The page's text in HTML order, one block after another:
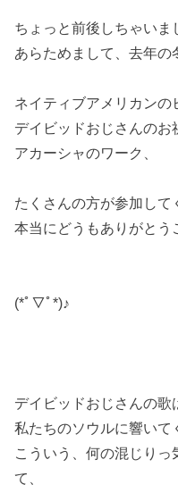
ちょっと前後しちゃいま
あらためまして、去年の
ネイティブアメリカンの
デイビッドおじさんのお
アカーシャのワーク、
たくさんの方が参加して
本当にどうもありがとう
(*ﾟ▽ﾟ*)♪
デイビッドおじさんの歌
私たちのソウルに響いて
こういう、何の混じり
て、